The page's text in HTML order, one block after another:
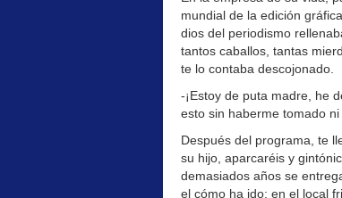
mundial de la edición
dios del periodismo
tantos caballos, tantas
te lo contaba descojonado.
-¡Estoy de puta madre, he
esto sin haberme tomado
Después del programa, te
su hijo, aparcaréis y
demasiados años se
el cómo ha ido; en el local